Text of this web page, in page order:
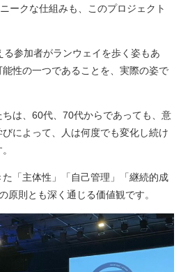
ークな仕組みも、このプロジェクト
参加者がランウェイを歩く姿もあ
性の一つであることを、実際の姿で
は、60代、70代からであっても、意
によって、人は何度でも変化し続け
「主体性」「自己管理」「継続的成
原則とも深く通じる価値観です。